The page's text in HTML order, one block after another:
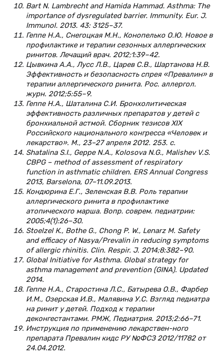
Bart N. Lambrecht and Hamida Hammad. Asthma: The
importance of dysregulated barrier. Immunity. Eur. J.
Immunol. 2013. 43: 3125–37.
Геппе Н.А., Снегоцкая М.Н., Конопелько О.Ю. Новое в
профилактике и терапии сезонных аллергических
ринитов. Лечащий врач. 2012;1:39–42.
Цывкина А.А., Лусс Л.В., Царев С.В., Шартанова Н.В.
Эффективность и безопасность спрея «Превалин» в
терапии аллергического ринита. Рос. аллергол.
журн. 2012;5:55–9.
Геппе Н.А., Шаталина С.И. Бронхолитическая
эффективность различных препаратов у детей с
бронхиальной астмой. Сборник тезисов XIX
Российского национального конгресса «Человек и
лекарство». М., 23–27 апреля 2012. 253. с.
Shatalina S.I., Geppe N.A., Kolosova N.G., Malishev V.S.
CBPG – method of assessment of respiratory
function in asthmatic children. ERS Annual Congress
2013, Barselona, 07–11.09.2013.
Кондюрина Е.Г., Зеленская В.В. Роль терапии
аллергического ринита в профилактике
атопического марша. Вопр. соврем. педиатрии:
2005;4(1):26–30.
Stoelzel К., Bothe G., Chong P. W., Lenarz M. Safety
and efficacy of Nasya/Prevalin in reducing symptoms
of allergic rhinitis. Clin. Respir. J. 2014;8:382–90.
Global Initiative for Asthma. Global strategy for
asthma management and prevention (GINA). Updated
2014.
Геппе Н.А., Старостина Л.С., Батырева О.В., Фарбер
И.М., Озерская И.В., Малявина У.С. Взгляд педиатра
на ринит у детей. Подход к терапии
деконгестантами. РМЖ, Педиатрия. 2013;2:66–71.
Инструкция по применению лекарствен-ного
препарата Превалин кидс РУ №ФСЗ 2012/11782 от
24.04.2012.